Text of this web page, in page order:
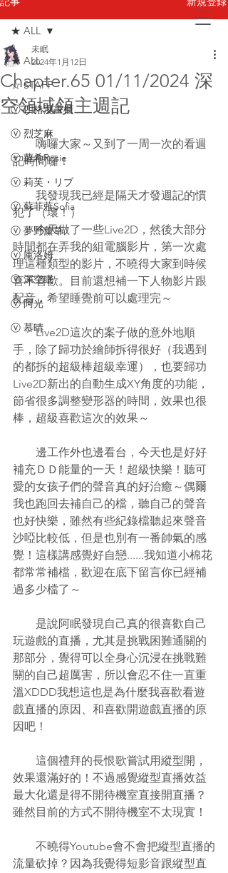
お問い合わせ
★ ALL
☆ STAFF
ⓥ 四格漫畫櫃
ⓥ 烈芝麻
ⓥ 蘿希Rosie
ⓥ 莉芙・リブ
ⓥ 蘇菲蕥Sofia
ⓥ 夢野薰草
ⓥ 庫洛姆
ⓥ 深空眠
ⓥ 阿光
ⓥ 慕晴
★ ALL
Chapter.65 01/11/2024 深
空領域領主週記
未眠
2024年1月12日
嗨囉大家～又到了一周一次的看週
記時間囉！
我發現我已經是隔天才發週記的慣
犯了（壞！）
今天做了一些Live2D，然後大部分
時間都在弄我的組電腦影片，第一次處
理這種類型的影片，不曉得大家到時候
喜不喜歡。目前還想補一下人物影片跟
配音，希望睡覺前可以處理完～
Live2D這次的案子做的意外地順
手，除了歸功於繪師拆得很好（我遇到
的都拆的超級棒超級幸運），也要歸功
Live2D新出的自動生成XY角度的功能，
節省很多調整變形器的時間，效果也很
棒，超級喜歡這次的效果～
邊工作外也邊看台，今天也是好好
補充ＤＤ能量的一天！超級快樂！聽可
愛的女孩子們的聲音真的好治癒～偶爾
我也跑回去補自己的檔，聽自己的聲音
也好快樂，雖然有些紀錄檔聽起來聲音
沙啞比較低，但是也別有一番帥氣的感
覺！這樣講感覺好自戀......我知道小棉花
都常常補檔，歡迎在底下留言你已經補
過多少檔了～
是說阿眠發現自己真的很喜歡自己
玩遊戲的直播，尤其是挑戰困難通關的
那部分，覺得可以全身心沉浸在挑戰難
關的自己超厲害，所以會忍不住一直重
溫XDDD我想這也是為什麼我喜歡看遊
戲直播的原因、和喜歡開遊戲直播的原
因吧！
這個禮拜的長恨歌嘗試用縱型開，
效果還滿好的！不過感覺縱型直播效益
最大化還是得不開待機室直接開直播？
雖然目前的方式不開待機室不太現實！
不曉得Youtube會不會把縱型直播的
流量砍掉？因為我覺得短影音跟縱型直